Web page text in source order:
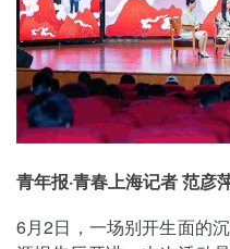
青年报·青春上海记者 范彦
6月2日，一场别开生面的